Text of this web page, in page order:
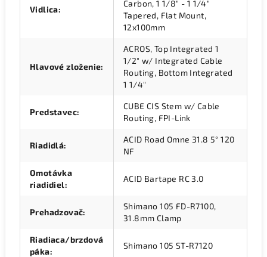
Vidlica:
Carbon, 1 1/8" - 1 1/4"
Tapered, Flat Mount,
12x100mm
Hlavové zloženie:
ACROS, Top Integrated 1
1/2" w/ Integrated Cable
Routing, Bottom Integrated
1 1/4"
Predstavec:
CUBE CIS Stem w/ Cable
Routing, FPI-Link
Riadidlá:
ACID Road Omne 31.8 5° 120
NF
Omotávka
riadidiel:
ACID Bartape RC 3.0
Prehadzovač:
Shimano 105 FD-R7100,
31.8mm Clamp
Riadiaca/brzdová
páka:
Shimano 105 ST-R7120